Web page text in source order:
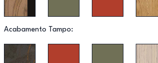
Acabamento Tampo: